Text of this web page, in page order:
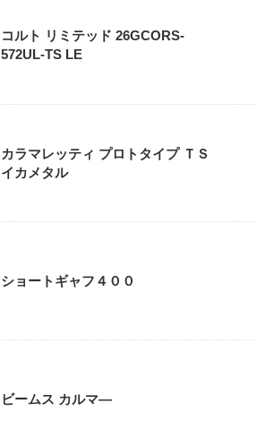
コルト リミテッド 26GCORS-
572UL-TS LE
カラマレッティ プロトタイプ ＴＳ
イカメタル
ショートギャフ４００
ビームス カルマ―